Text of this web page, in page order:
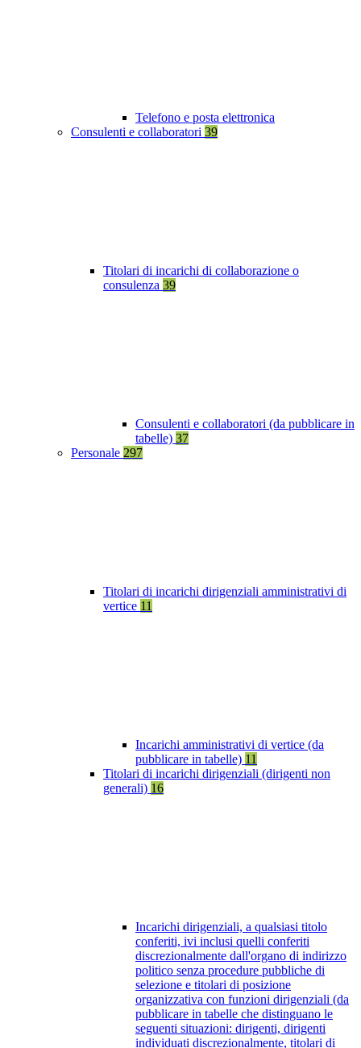
Telefono e posta elettronica
Consulenti e collaboratori 39
Titolari di incarichi di collaborazione o
consulenza 39
Consulenti e collaboratori (da pubblicare in
tabelle) 37
Personale 297
Titolari di incarichi dirigenziali amministrativi di
vertice 11
Incarichi amministrativi di vertice (da
pubblicare in tabelle) 11
Titolari di incarichi dirigenziali (dirigenti non
generali) 16
Incarichi dirigenziali, a qualsiasi titolo
conferiti, ivi inclusi quelli conferiti
discrezionalmente dall'organo di indirizzo
politico senza procedure pubbliche di
selezione e titolari di posizione
organizzativa con funzioni dirigenziali (da
pubblicare in tabelle che distinguano le
seguenti situazioni: dirigenti, dirigenti
individuati discrezionalmente, titolari di